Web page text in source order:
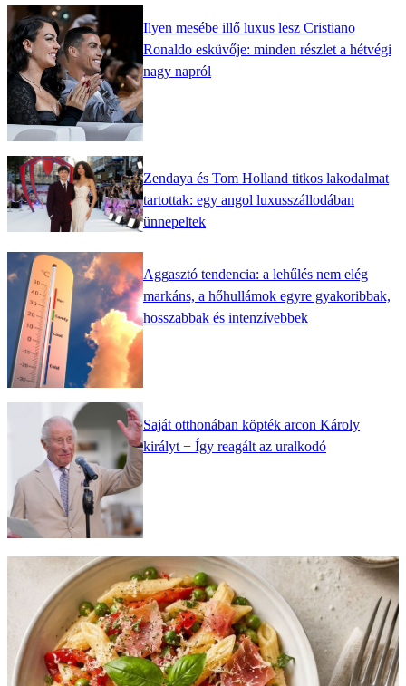
Ilyen mesébe illő luxus lesz Cristiano
Ronaldo esküvője: minden részlet a hétvégi
nagy napról
Zendaya és Tom Holland titkos lakodalmat
tartottak: egy angol luxusszállodában
ünnepeltek
Aggasztó tendencia: a lehűlés nem elég
markáns, a hőhullámok egyre gyakoribbak,
hosszabbak és intenzívebbek
Saját otthonában köpték arcon Károly
királyt − Így reagált az uralkodó